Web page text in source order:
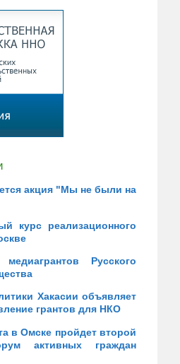
акция "Мы не были на
курс реализационного
медиагрантов Русского
Хакасии объявляет
грантов для НКО
в Омске пройдет второй
активных граждан